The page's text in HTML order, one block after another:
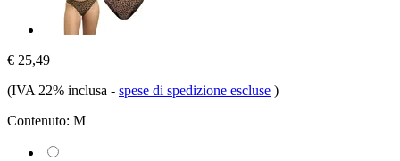
€ 25,49
(IVA 22% inclusa - spese di spedizione escluse )
Contenuto: M